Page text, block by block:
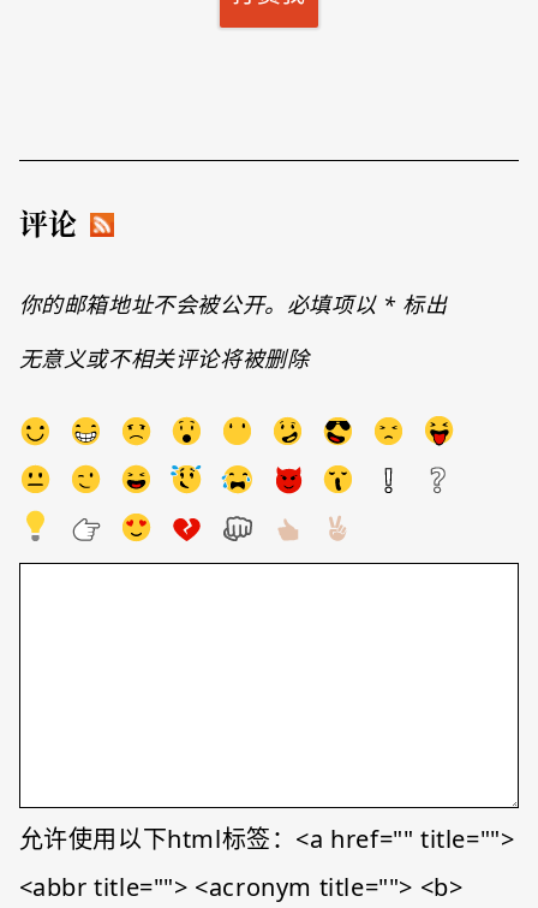
评论
你的邮箱地址不会被公开。必填项以 *标出
无意义或不相关评论将被删除
允许使用以下html标签：<a href="" title="">
<abbr title=""> <acronym title=""> <b>